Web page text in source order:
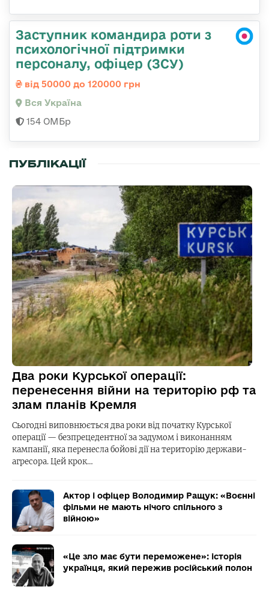
Заступник командира роти з
психологічної підтримки
персоналу, офіцер (ЗСУ)
від 50000 до 120000 грн
Вся Україна
154 ОМБр
ПУБЛІКАЦІЇ
Два роки Курської операції:
перенесення війни на територію рф та
злам планів Кремля
Сьогодні виповнюється два роки від початку Курської
операції — безпрецедентної за задумом і виконанням
кампанії, яка перенесла бойові дії на територію держави-
агресора. Цей крок…
Актор і офіцер Володимир Ращук: «Воєнні
фільми не мають нічого спільного з
війною»
«Це зло має бути переможене»: історія
українця, який пережив російський полон